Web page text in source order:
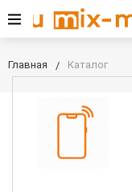
Главная Каталог